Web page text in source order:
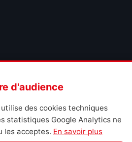
d'audience
des cookies techniques
statistiques Google Analytics ne
les acceptes. En savoir plus